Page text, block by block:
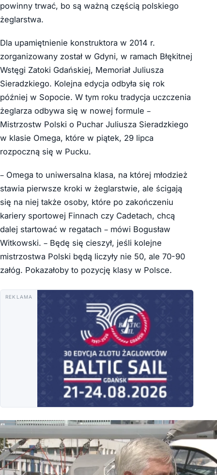
powinny trwać, bo są ważną częścią polskiego
żeglarstwa.
Dla upamiętnienie konstruktora w 2014 r.
zorganizowany został w Gdyni, w ramach Błękitnej
Wstęgi Zatoki Gdańskiej, Memoriał Juliusza
Sieradzkiego. Kolejna edycja odbyła się rok
później w Sopocie. W tym roku tradycja uczczenia
żeglarza odbywa się w nowej formule –
Mistrzostw Polski o Puchar Juliusza Sieradzkiego
w klasie Omega, które w piątek, 29 lipca
rozpoczną się w Pucku.
– Omega to uniwersalna klasa, na której młodzież
stawia pierwsze kroki w żeglarstwie, ale ścigają
się na niej także osoby, które po zakończeniu
kariery sportowej Finnach czy Cadetach, chcą
dalej startować w regatach – mówi Bogusław
Witkowski. – Będę się cieszył, jeśli kolejne
mistrzostwa Polski będą liczyły nie 50, ale 70-90
załóg. Pokazałoby to pozycję klasy w Polsce.
REKLAMA